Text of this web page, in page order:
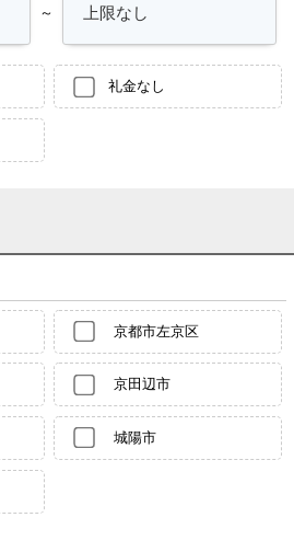
～
礼金なし
京都市左京区
京田辺市
城陽市